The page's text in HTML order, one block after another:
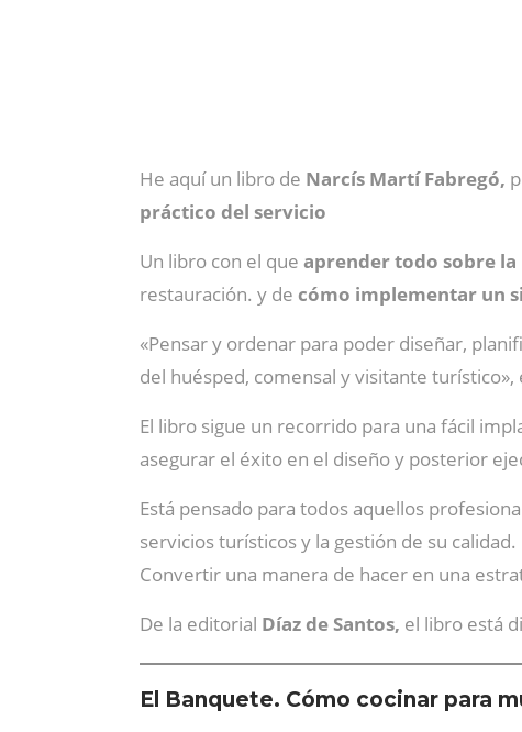
He aquí un libro de Narcís Martí Fabregó,
práctico del servicio
Un libro con el que aprender todo sobre
restauración. y de cómo implementar un
«Pensar y ordenar para poder diseñar,
del huésped, comensal y visitante turístico»,
El libro sigue un recorrido para una fácil
asegurar el éxito en el diseño y posterior
Está pensado para todos aquellos
servicios turísticos y la gestión de su calidad.
Convertir una manera de hacer en una
De la editorial Díaz de Santos, el libro está
El Banquete. Cómo cocinar para